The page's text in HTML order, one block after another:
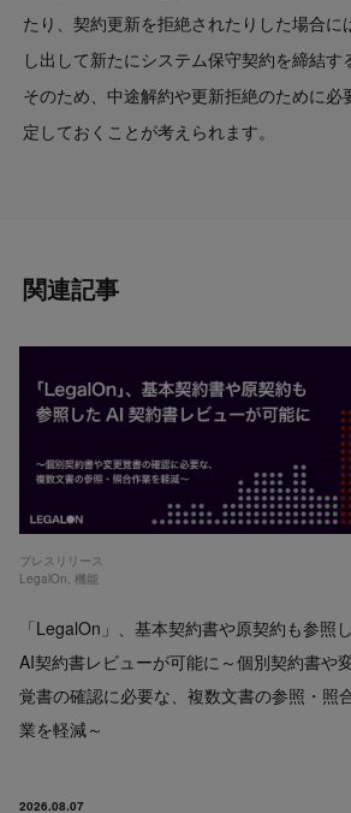
たり、契約更新を拒絶されたりした場合に
し出して新たにシステム保守契約を締結す
そのため、中途解約や更新拒絶のために必
定しておくことが考えられます。
関連記事
プレスリリース
LegalOn,機能
「LegalOn」、基本契約書や原契約も参照
AI契約書レビューが可能に～個別契約書や
覚書の確認に必要な、複数文書の参照・照
業を軽減～
2026.08.07